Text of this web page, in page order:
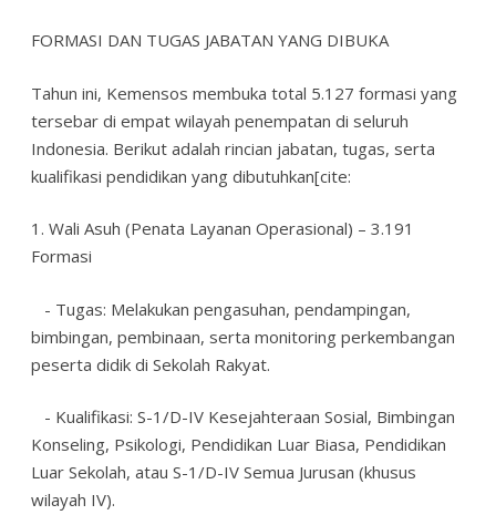
FORMASI DAN TUGAS JABATAN YANG DIBUKA
Tahun ini, Kemensos membuka total 5.127 formasi yang
tersebar di empat wilayah penempatan di seluruh
Indonesia. Berikut adalah rincian jabatan, tugas, serta
kualifikasi pendidikan yang dibutuhkan[cite:
1. Wali Asuh (Penata Layanan Operasional) – 3.191
Formasi
- Tugas: Melakukan pengasuhan, pendampingan,
bimbingan, pembinaan, serta monitoring perkembangan
peserta didik di Sekolah Rakyat.
- Kualifikasi: S-1/D-IV Kesejahteraan Sosial, Bimbingan
Konseling, Psikologi, Pendidikan Luar Biasa, Pendidikan
Luar Sekolah, atau S-1/D-IV Semua Jurusan (khusus
wilayah IV).